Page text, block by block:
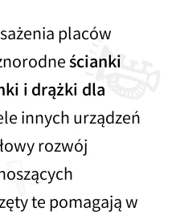
placów
ścianki
idrążki dla
innych urządzeń
rozwój
te pomagają w